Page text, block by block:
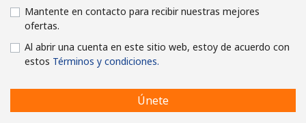
Mantente en contacto para recibir nuestras mejores
ofertas.
Al abrir una cuenta en este sitio web, estoy de acuerdo con
estos Términos y condiciones.
Únete